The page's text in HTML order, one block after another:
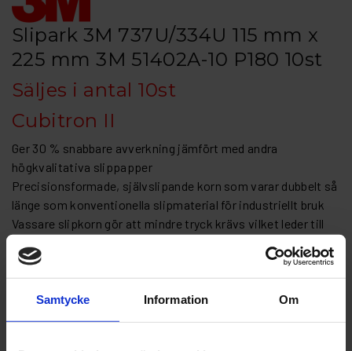
Samtycke Information Om
Slipark 3M 737U/334U 115 mm x
225 mm 3M 51402A-10 P180 10st
Säljes i antal 10st
Cubitron II
Ger 30 % snabbare avverkning jämfört med andra
högkvalitativa slippapper
Precisionsformade, självslipande korn som varar dubbelt så
länge som konventionella slipmaterial för industriellt bruk
Vassare slipkorn gör att mindre tryck krävs vilket leder till
Clean Sanding multihålat mönster ger utmärkt
dammborttagning
Hookit™-rondeller med kardborre ger ett stadigt fäste, tas
enkelt bort och kan bytas snabbt